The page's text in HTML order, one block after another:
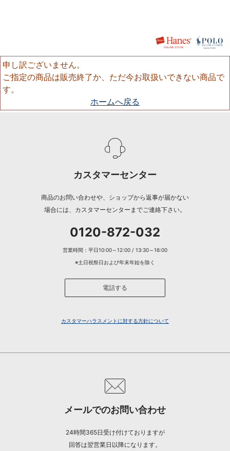
申し訳ございません。
ご指定の商品は販売終了か、ただ今お取扱いできない商品で
す。
ホームへ戻る
カスタマーセンター
商品のお問い合わせや、ショップから返事が届かない
場合には、カスタマーセンターまでご連絡下さい。
0120-872-032
営業時間：平日10:00～12:00 / 13:30～16:00
※土日祝祭日および年末年始を除く
電話する
カスタマーハラスメントに対する方針について
メールでのお問い合わせ
24時間365日受け付けておりますが
回答は翌営業日以降になります。